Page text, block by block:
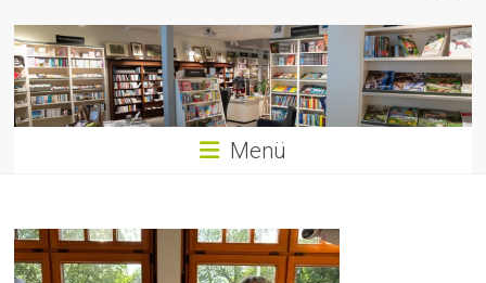
Menü